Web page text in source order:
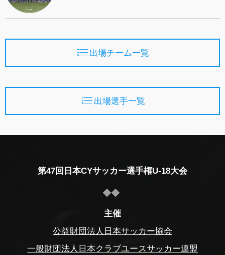
出場チーム一覧
出場選手一覧
第47回日本CYサッカー選手権U-18大会
主催
公益財団法人日本サッカー協会
一般財団法人日本クラブユースサッカー連盟